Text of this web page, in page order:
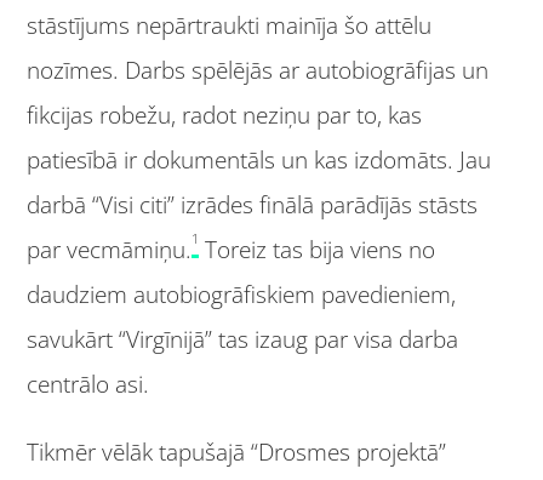
stāstījums nepārtraukti mainīja šo attēlu
nozīmes. Darbs spēlējās ar autobiogrāfijas un
fikcijas robežu, radot neziņu par to, kas
patiesībā ir dokumentāls un kas izdomāts. Jau
darbā “Visi citi” izrādes finālā parādījās stāsts
par vecmāmiņu.1 Toreiz tas bija viens no
daudziem autobiogrāfiskiem pavedieniem,
savukārt “Virgīnijā” tas izaug par visa darba
centrālo asi.
Tikmēr vēlāk tapušajā “Drosmes projektā”